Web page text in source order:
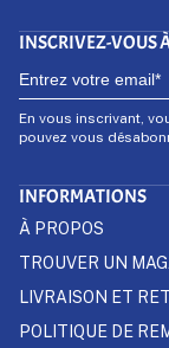
INSCRIVEZ-VOUS
En vous inscrivant,
pouvez vous
INFORMATIONS
À PROPOS
TROUVER UN
LIVRAISON ET
POLITIQUE DE